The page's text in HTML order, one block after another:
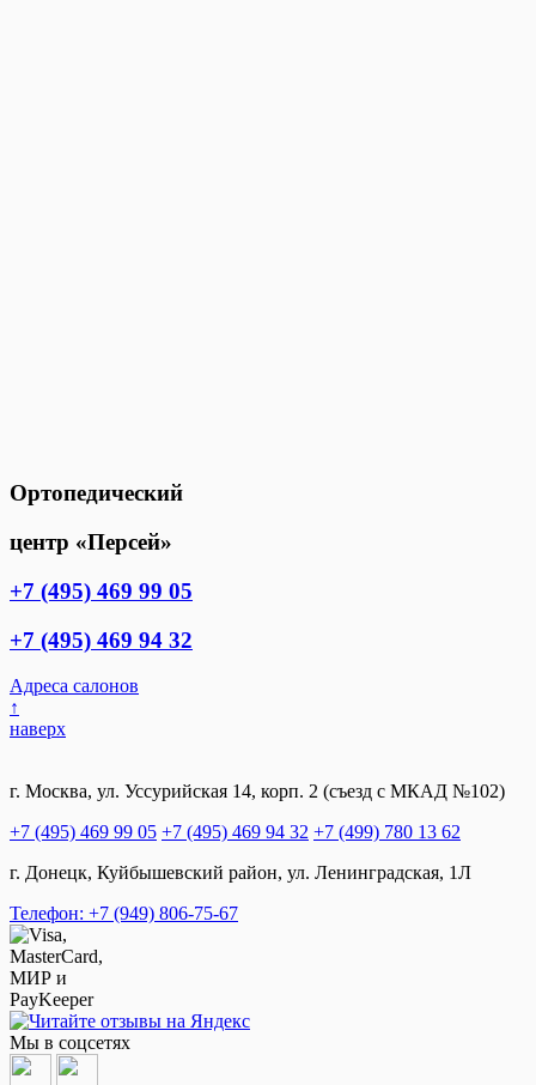
Ортопедический
центр «Персей»
+7 (495) 469 99 05
+7 (495) 469 94 32
Адреса салонов
↑
наверх
г. Москва, ул. Уссурийская 14, корп. 2 (съезд с МКАД №102)
+7 (495) 469 99 05 +7 (495) 469 94 32 +7 (499) 780 13 62
г. Донецк, Куйбышевский район, ул. Ленинградская, 1Л
Телефон: +7 (949) 806-75-67
Мы в соцсетях